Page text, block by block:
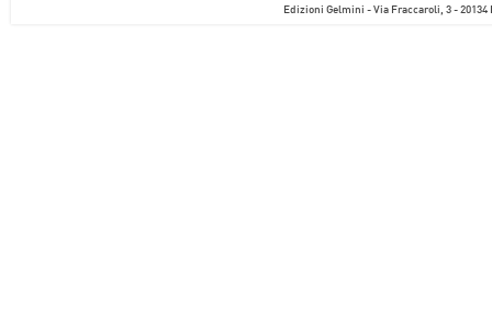
Edizioni Gelmini - Via Fraccaroli, 3 - 20134